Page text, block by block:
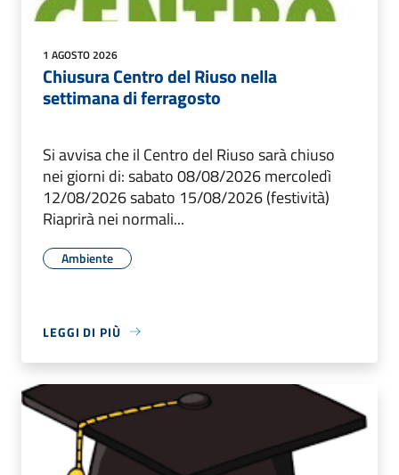
1 AGOSTO 2026
Chiusura Centro del Riuso nella
settimana di ferragosto
Si avvisa che il Centro del Riuso sarà chiuso
nei giorni di: sabato 08/08/2026 mercoledì
12/08/2026 sabato 15/08/2026 (festività)
Riaprirà nei normali...
Ambiente
LEGGI DI PIÙ